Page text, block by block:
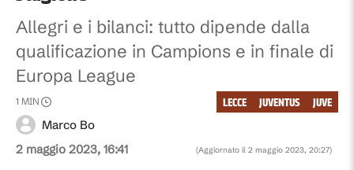
Allegri e i bilanci: tutto dipende dalla
qualificazione in Campions e in finale di
Europa League
2 maggio 2023, 16:41 (Aggiornato il 2 maggio 2023, 20:27)
Marco Bo
1 MIN JUVE
JUVENTUS
LECCE